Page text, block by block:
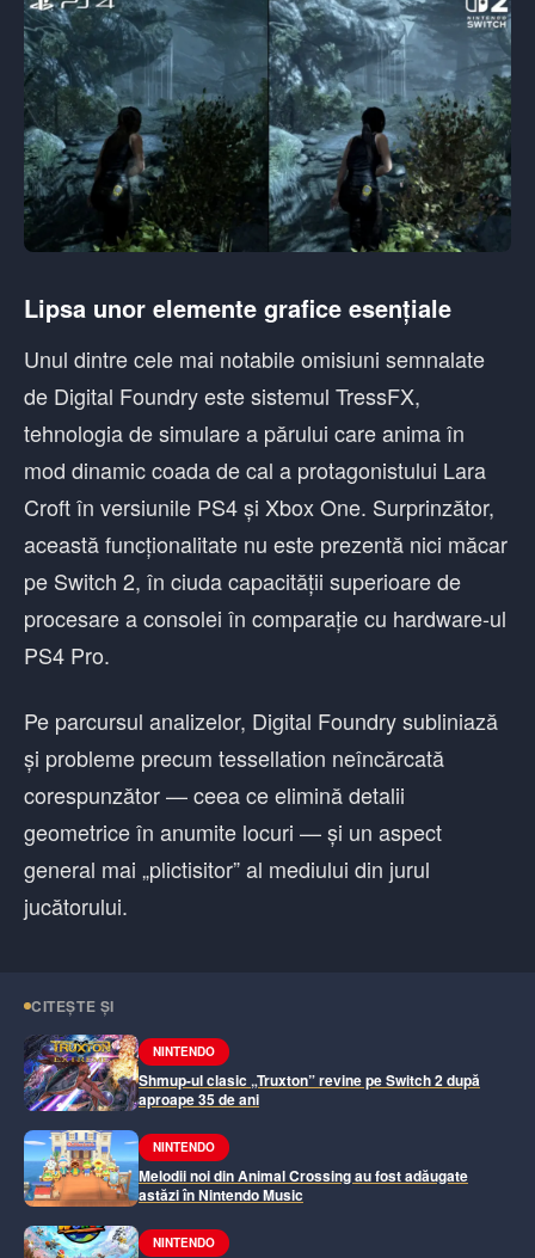
Lipsa unor elemente grafice esențiale
Unul dintre cele mai notabile omisiuni semnalate
de Digital Foundry este sistemul TressFX,
tehnologia de simulare a părului care anima în
mod dinamic coada de cal a protagonistului Lara
Croft în versiunile PS4 și Xbox One. Surprinzător,
această funcționalitate nu este prezentă nici măcar
pe Switch 2, în ciuda capacității superioare de
procesare a consolei în comparație cu hardware-ul
PS4 Pro.
Pe parcursul analizelor, Digital Foundry subliniază
și probleme precum tessellation neîncărcată
corespunzător — ceea ce elimină detalii
geometrice în anumite locuri — și un aspect
general mai „plictisitor” al mediului din jurul
jucătorului.
CITEȘTE ȘI
NINTENDO
Shmup-ul clasic „Truxton” revine pe Switch 2 după
aproape 35 de ani
NINTENDO
Melodii noi din Animal Crossing au fost adăugate
astăzi în Nintendo Music
NINTENDO